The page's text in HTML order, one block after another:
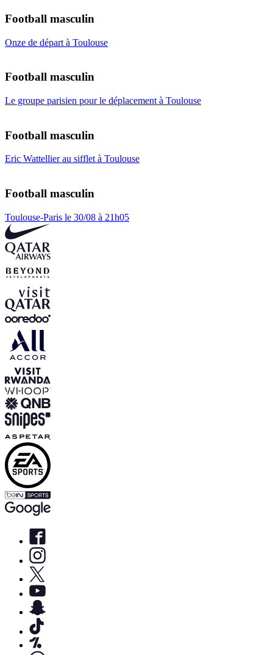
Football masculin
Onze de départ à Toulouse
Football masculin
Le groupe parisien pour le déplacement à Toulouse
Football masculin
Eric Wattellier au sifflet à Toulouse
Football masculin
Toulouse-Paris le 30/08 à 21h05